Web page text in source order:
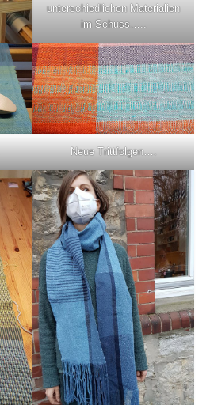
unterschiedlichen Materialien
im Schuss…..
Neue Trittfolgen….